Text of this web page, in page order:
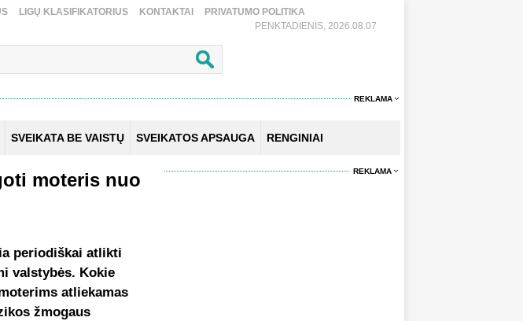
LIGŲ KLASIFIKATORIUS KONTAKTAI
PRIVATUMO POLITIKA
PENKTADIENIS, 2026.08.07
REKLAMA
SVEIKATA BE VAISTŲ SVEIKATOS APSAUGA RENGINIAI
moteris nuo
periodiškai atlikti
valstybės. Kokie
atliekamas
žmogaus
REKLAMA